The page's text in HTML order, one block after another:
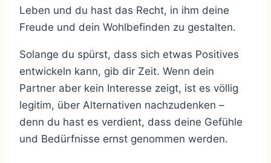
Leben und du hast das Recht, in ihm deine
Freude und dein Wohlbefinden zu gestalten.
Solange du spürst, dass sich etwas Positives
entwickeln kann, gib dir Zeit. Wenn dein
Partner aber kein Interesse zeigt, ist es völlig
legitim, über Alternativen nachzudenken –
denn du hast es verdient, dass deine Gefühle
und Bedürfnisse ernst genommen werden.